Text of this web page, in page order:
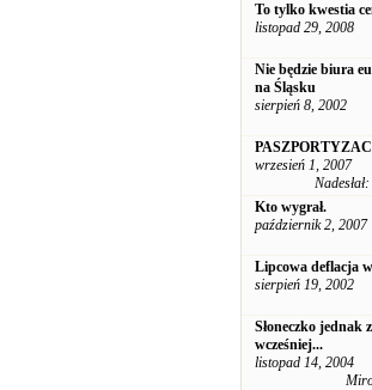
To tylko kwestia
listopad 29, 2008
Nie będzie biura
na Śląsku
sierpień 8, 2002
wrzesień 1, 2007
Kto wygrał.
październik 2, 2007
Lipcowa deflacja
sierpień 19, 2002
Słoneczko jednak
wcześniej...
listopad 14, 2004